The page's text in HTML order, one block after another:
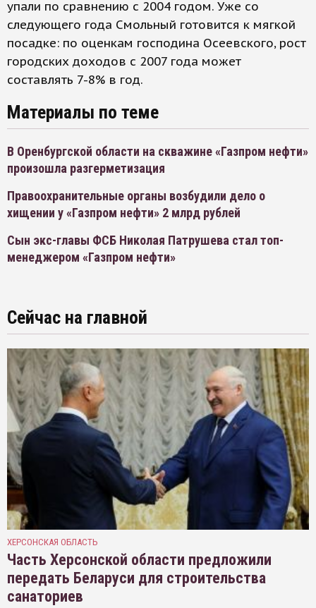
упали по сравнению с 2004 годом. Уже со
следующего года Смольный готовится к мягкой
посадке: по оценкам господина Осеевского, рост
городских доходов с 2007 года может
составлять 7-8% в год.
Материалы по теме
В Оренбургской области на скважине «Газпром нефти»
произошла разгерметизация
Правоохранительные органы возбудили дело о
хищении у «Газпром нефти» 2 млрд рублей
Сын экс-главы ФСБ Николая Патрушева стал топ-
менеджером «Газпром нефти»
Сейчас на главной
ХЕРСОНСКАЯ ОБЛАСТЬ
Часть Херсонской области предложили
передать Беларуси для строительства
санаториев